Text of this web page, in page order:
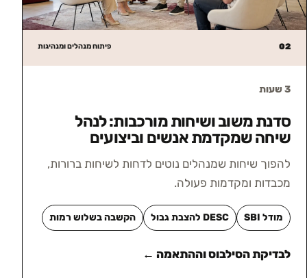
02 פיתוח מנהלים ומנהיגות
3 שעות
סדנת משוב ושיחות מורכבות: לנהל
שיחה שמקדמת אנשים וביצועים
להפוך שיחות שמנהלים נוטים לדחות לשיחות ברורות,
מכבדות ומקדמות פעולה.
מודל SBI DESC להצבת גבול הקשבה בשלוש רמות
לבדיקת הסילבוס וההתאמה ←